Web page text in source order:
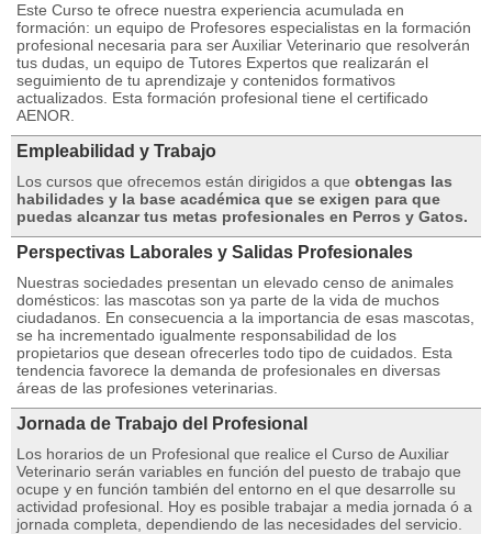
Este Curso te ofrece nuestra experiencia acumulada en
formación: un equipo de Profesores especialistas en la formación
profesional necesaria para ser Auxiliar Veterinario que resolverán
tus dudas, un equipo de Tutores Expertos que realizarán el
seguimiento de tu aprendizaje y contenidos formativos
actualizados. Esta formación profesional tiene el certificado
AENOR.
Empleabilidad y Trabajo
Los cursos que ofrecemos están dirigidos a que obtengas las
habilidades y la base académica que se exigen para que
puedas alcanzar tus metas profesionales en Perros y Gatos.
Perspectivas Laborales y Salidas Profesionales
Nuestras sociedades presentan un elevado censo de animales
domésticos: las mascotas son ya parte de la vida de muchos
ciudadanos. En consecuencia a la importancia de esas mascotas,
se ha incrementado igualmente responsabilidad de los
propietarios que desean ofrecerles todo tipo de cuidados. Esta
tendencia favorece la demanda de profesionales en diversas
áreas de las profesiones veterinarias.
Jornada de Trabajo del Profesional
Los horarios de un Profesional que realice el Curso de Auxiliar
Veterinario serán variables en función del puesto de trabajo que
ocupe y en función también del entorno en el que desarrolle su
actividad profesional. Hoy es posible trabajar a media jornada ó a
jornada completa, dependiendo de las necesidades del servicio.